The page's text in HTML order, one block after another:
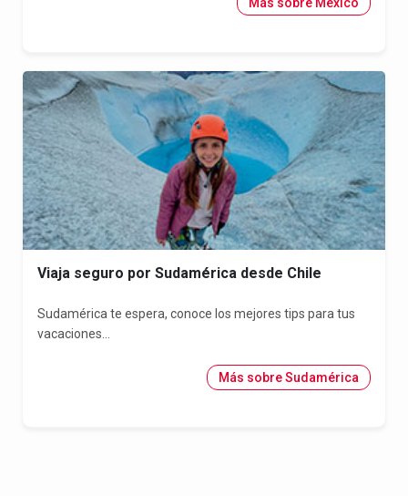
Viaja seguro por Sudamérica desde Chile
Sudamérica te espera, conoce los mejores tips para tus
vacaciones...
Más sobre Sudamérica